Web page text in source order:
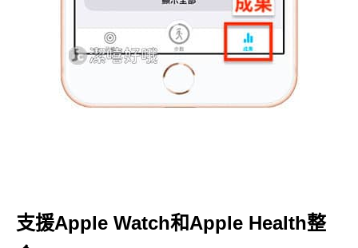
支援Apple Watch和Apple Health整